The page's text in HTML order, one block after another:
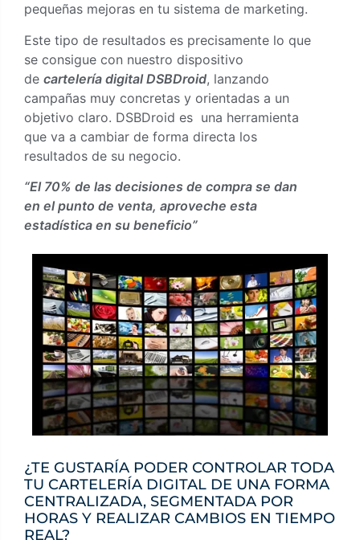
pequeñas mejoras en tu sistema de marketing.
Este tipo de resultados es precisamente lo que
se consigue con nuestro dispositivo
de cartelería digital DSBDroid, lanzando
campañas muy concretas y orientadas a un
objetivo claro. DSBDroid es una herramienta
que va a cambiar de forma directa los
resultados de su negocio.
“El 70% de las decisiones de compra se dan
en el punto de venta, aproveche esta
estadística en su beneficio”
¿TE GUSTARÍA PODER CONTROLAR TODA
TU CARTELERÍA DIGITAL DE UNA FORMA
CENTRALIZADA, SEGMENTADA POR
HORAS Y REALIZAR CAMBIOS EN TIEMPO
REAL?